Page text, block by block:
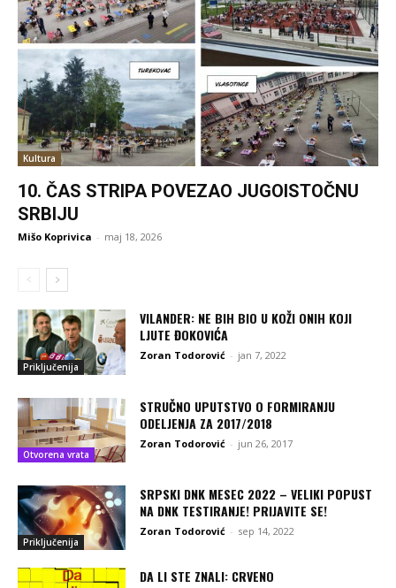
Kultura
10. ČAS STRIPA POVEZAO JUGOISTOČNU
SRBIJU
Mišo Koprivica - maj 18, 2026
Priključenija
VILANDER: NE BIH BIO U KOŽI ONIH KOJI
LJUTE ĐOKOVIĆA
Zoran Todorović - jan 7, 2022
Otvorena vrata
STRUČNO UPUTSTVO O FORMIRANJU
ODELJENJA ZA 2017/2018
Zoran Todorović - jun 26, 2017
Priključenija
SRPSKI DNK MESEC 2022 – VELIKI POPUST
NA DNK TESTIRANJE! PRIJAVITE SE!
Zoran Todorović - sep 14, 2022
DA LI STE ZNALI: CRVENO